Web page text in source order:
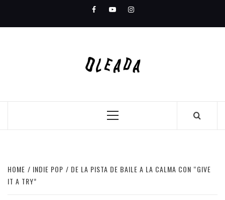
content
FacebookYoutubeInstagram
Primary
HOME INDIE POP
DE LA PISTA DE BAILE A LA CALMA CON “GIVE
IT A TRY”